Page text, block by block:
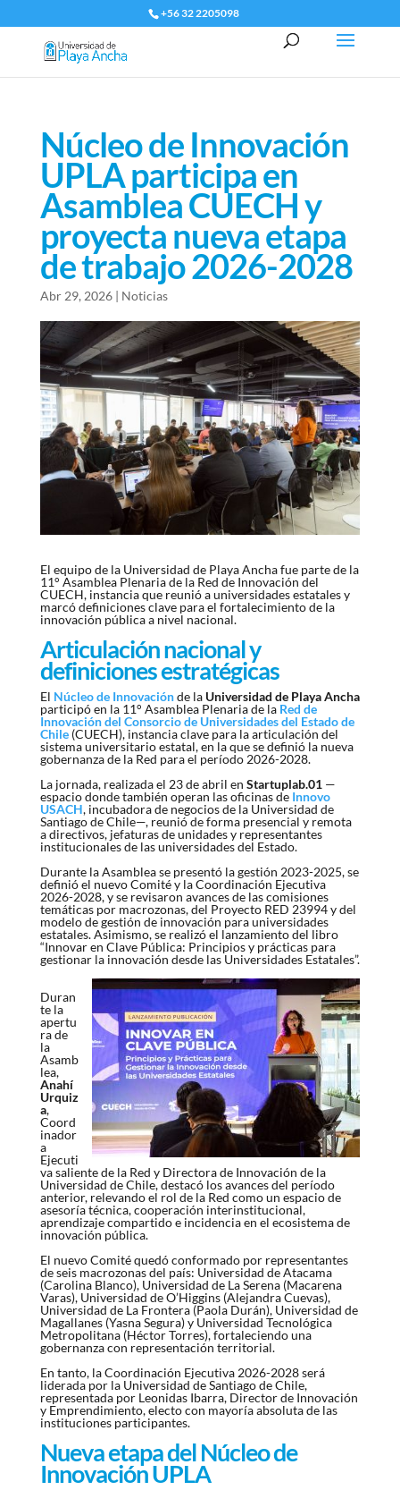
+56 32 2205098
Núcleo de Innovación
UPLA participa en
Asamblea CUECH y
proyecta nueva etapa
de trabajo 2026-2028
Abr 29, 2026| Noticias
El equipo de la Universidad de Playa Ancha fue parte de la
11° Asamblea Plenaria de la Red de Innovación del
CUECH, instancia que reunió a universidades estatales y
marcó definiciones clave para el fortalecimiento de la
innovación pública a nivel nacional.
Articulación nacional y
definiciones estratégicas
El Núcleo de Innovaciónde la Universidad de Playa Ancha
participó en la 11° Asamblea Plenaria de la Red de
Innovación del Consorcio de Universidades del Estado de
Chile(CUECH), instancia clave para la articulación del
sistema universitario estatal, en la que se definió la nueva
gobernanza de la Red para el período 2026-2028.
La jornada, realizada el 23 de abril en Startuplab.01—
espacio donde también operan las oficinas de Innovo
USACH, incubadora de negocios de la Universidad de
Santiago de Chile—, reunió de forma presencial y remota
a directivos, jefaturas de unidades y representantes
institucionales de las universidades del Estado.
Durante la Asamblea se presentó la gestión 2023-2025, se
definió el nuevo Comité y la Coordinación Ejecutiva
2026-2028, y se revisaron avances de las comisiones
temáticas por macrozonas, del Proyecto RED 23994 y del
modelo de gestión de innovación para universidades
estatales. Asimismo, se realizó el lanzamiento del libro
“Innovar en Clave Pública: Principios y prácticas para
gestionar la innovación desde las Universidades Estatales”.
Duran
te la
apertu
ra de
la
Asamb
lea,
Anahí
Urquiz
a,
Coord
inador
a
Ejecuti
va saliente de la Red y Directora de Innovación de la
Universidad de Chile, destacó los avances del período
anterior, relevando el rol de la Red como un espacio de
asesoría técnica, cooperación interinstitucional,
aprendizaje compartido e incidencia en el ecosistema de
innovación pública.
El nuevo Comité quedó conformado por representantes
de seis macrozonas del país: Universidad de Atacama
(Carolina Blanco), Universidad de La Serena (Macarena
Varas), Universidad de O’Higgins (Alejandra Cuevas),
Universidad de La Frontera (Paola Durán), Universidad de
Magallanes (Yasna Segura) y Universidad Tecnológica
Metropolitana (Héctor Torres), fortaleciendo una
gobernanza con representación territorial.
En tanto, la Coordinación Ejecutiva 2026-2028 será
liderada por la Universidad de Santiago de Chile,
representada por Leonidas Ibarra, Director de Innovación
y Emprendimiento, electo con mayoría absoluta de las
instituciones participantes.
Nueva etapa del Núcleo de
Innovación UPLA